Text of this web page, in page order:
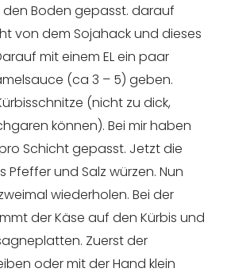
Boden gepasst. darauf
von dem Sojahack und dieses
mit einem EL ein paar
(ca 3 – 5) geben.
(nicht zu dick,
können). Bei mir haben
Schicht gepasst. Jetzt die
Pfeffer und Salz würzen. Nun
wiederholen. Bei der
der Käse auf den Kürbis und
Zuerst der
oder mit der Hand klein